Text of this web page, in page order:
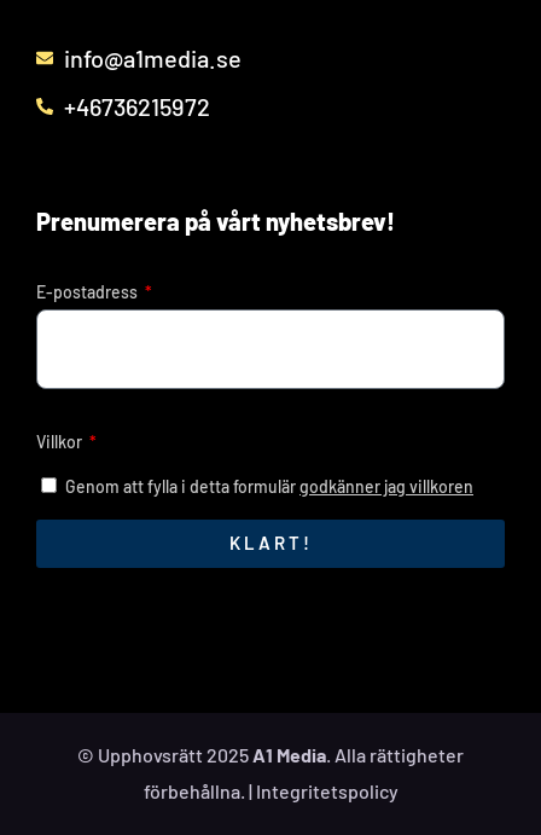
info@a1media.se
+46736215972
Prenumerera på vårt nyhetsbrev!
E-postadress
Villkor
Genom att fylla i detta formulärgodkänner jag villkoren
KLART!
© Upphovsrätt 2025A1 Media. Alla rättigheter
förbehållna. | Integritetspolicy